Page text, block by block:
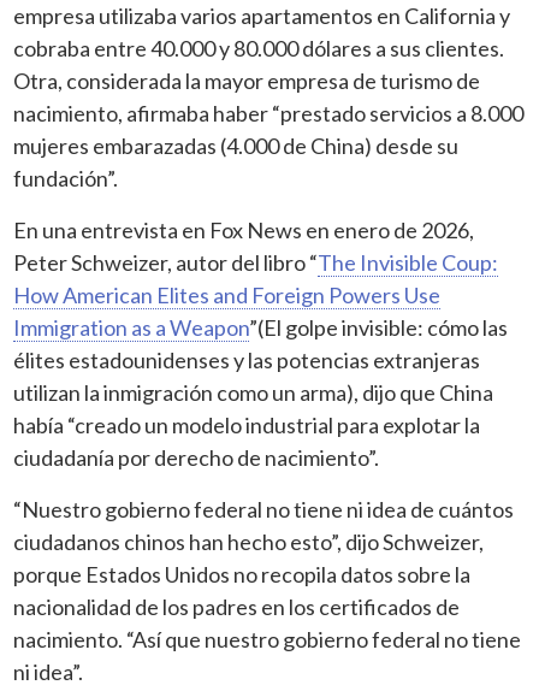
empresa utilizaba varios apartamentos en California y
cobraba entre 40.000 y 80.000 dólares a sus clientes.
Otra, considerada la mayor empresa de turismo de
nacimiento, afirmaba haber “prestado servicios a 8.000
mujeres embarazadas (4.000 de China) desde su
fundación”.
En una entrevista en Fox News en enero de 2026,
Peter Schweizer, autor del libro “The Invisible Coup:
How American Elites and Foreign Powers Use
Immigration as a Weapon”(El golpe invisible: cómo las
élites estadounidenses y las potencias extranjeras
utilizan la inmigración como un arma), dijo que China
había “creado un modelo industrial para explotar la
ciudadanía por derecho de nacimiento”.
“Nuestro gobierno federal no tiene ni idea de cuántos
ciudadanos chinos han hecho esto”, dijo Schweizer,
porque Estados Unidos no recopila datos sobre la
nacionalidad de los padres en los certificados de
nacimiento. “Así que nuestro gobierno federal no tiene
ni idea”.